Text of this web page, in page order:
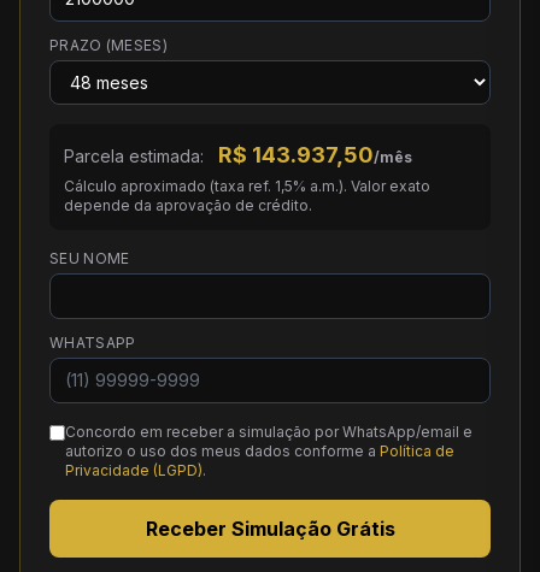
PRAZO (MESES)
Parcela estimada: R$ 143.937,50/mês
Cálculo aproximado (taxa ref. 1,5% a.m.). Valor exato
depende da aprovação de crédito.
SEU NOME
WHATSAPP
Concordo em receber a simulação por WhatsApp/email e
autorizo o uso dos meus dados conforme a Política de
Privacidade (LGPD).
Receber Simulação Grátis